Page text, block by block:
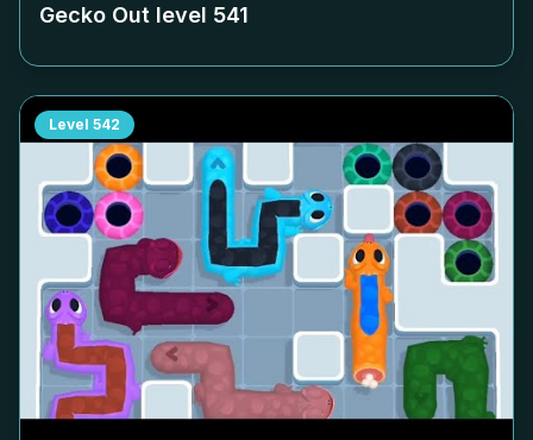
Gecko Out level 541
Level 542